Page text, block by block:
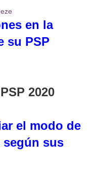
en la
su PSP
2020
el modo de
según sus